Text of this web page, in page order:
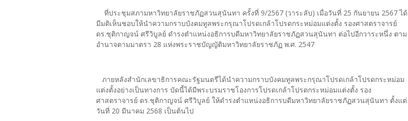
ที่ประชุมสภามหาวิทยาลัยราชภัฏสวนสุนันทา ครั้งที่ 9/2567 (วาระลับ) เมื่อวันที่ 25 กันยายน 2567 ได้
มีมติเห็นชอบให้นำความกราบบังคมทูลพระกรุณาโปรดเกล้าโปรดกระหม่อมแต่งตั้ง รองศาสตราจารย์
ดร.ชุติกาญจน์ ศรีวิบูลย์ ดำรงตำแหน่งอธิการบดีมหาวิทยาลัยราชภัฏสวนสุนันทา ต่อไปอีกวาระหนึ่ง ตาม
อำนาจตามมาตรา 28 แห่งพระราชบัญญัติมหาวิทยาลัยราชภัฏ พ.ศ. 2547
ภายหลังสำนักเลขาธิการคณะรัฐมนตรีได้นำความกราบบังคมทูลพระกรุณาโปรดเกล้าโปรดกระหม่อม
แต่งตั้งอย่างเป็นทางการ บัดนี้ได้มีพระบรมราชโองการโปรดเกล้าโปรดกระหม่อมแต่งตั้ง รอง
ศาสตราจารย์ ดร.ชุติกาญจน์ ศรีวิบูลย์ ให้ดำรงตำแหน่งอธิการบดีมหาวิทยาลัยราชภัฏสวนสุนันทา ตั้งแต่
วันที่ 20 มีนาคม 2568 เป็นต้นไป